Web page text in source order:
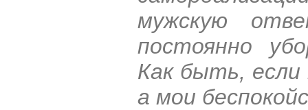
мужскую
постоянно
Как быть,
а мои